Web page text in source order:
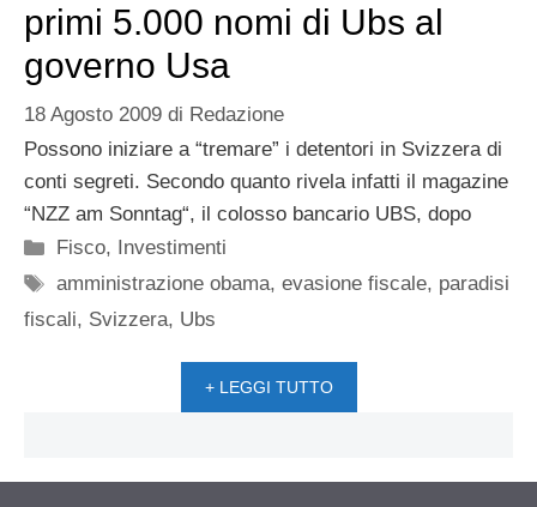
primi 5.000 nomi di Ubs al
governo Usa
18 Agosto 2009 di Redazione
Possono iniziare a “tremare” i detentori in Svizzera di
conti segreti. Secondo quanto rivela infatti il magazine
“NZZ am Sonntag“, il colosso bancario UBS, dopo
Categorie
Fisco,
Investimenti
Tag
amministrazione obama,evasione fiscale, paradisi
fiscali, Svizzera, Ubs
+ LEGGI TUTTO